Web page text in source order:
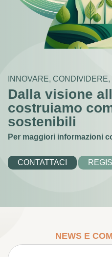
INNOVARE,
Dalla visione
costruiamo
sostenibili
Per maggiori informazioni
CONTATTACI
NEWS E